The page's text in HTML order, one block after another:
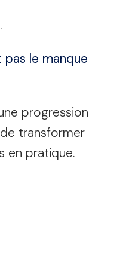
pas le manque
progression
transformer
en pratique.